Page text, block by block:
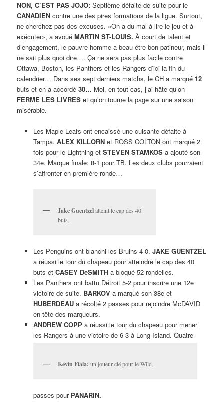
NON, C’EST PAS JOJO:Septième défaite de suite pour le
CANADIEN contre une des pires formations de la ligue. Surtout,
ne cherchez pas des excuses. «On a du mal à lire le jeu et à
exécuter», a avouéMARTIN ST-LOUIS. À court de talent et
d’engagement, le pauvre homme a beau être bon patineur, mais il
ne sait plus quoi dire…. Ça ne sera pas plus facile contre
Ottawa, Boston, les Panthers et les Rangers d’ici la fin du
calendrier… Dans ses sept derniers matchs, le CH a marqué12
buts et en a accordé30… Moi, en tout cas, j’ai hâte qu’on
FERME LES LIVRESet qu’on tourne la page sur une saison
misérable.
Les Maple Leafs ont encaissé une cuisante défaite à
Tampa. ALEX KILLORNet ROSS COLTON ont marqué 2
fois pour le Lightning et STEVEN STAMKOSa ajouté son
34e. Marque finale: 8-1 pour TB. Les deux clubs pourraient
s’affronter en première ronde…
Jake Guentzelatteint le cap des 40
buts.
Les Penguins ont blanchi les Bruins 4-0. JAKE GUENTZEL
a réussi le tour du chapeau pour atteindre le cap des 40
buts et CASEY DeSMITHa bloqué 52 rondelles.
Les Panthers ont battu Détroit 5-2 pour inscrire une 12e
victoire de suite. BARKOVa marqué son 38e et
HUBERDEAUa récolté 2 passes pour rejoindre McDAVID
en tête des marqueurs.
ANDREW COPPa réussi le tour du chapeau pour mener
les Rangers à une victoire de 6-3 à Long Island. Quatre
Kevin Fiala: un joueur-clé pour le Wild.
passes pour PANARIN.